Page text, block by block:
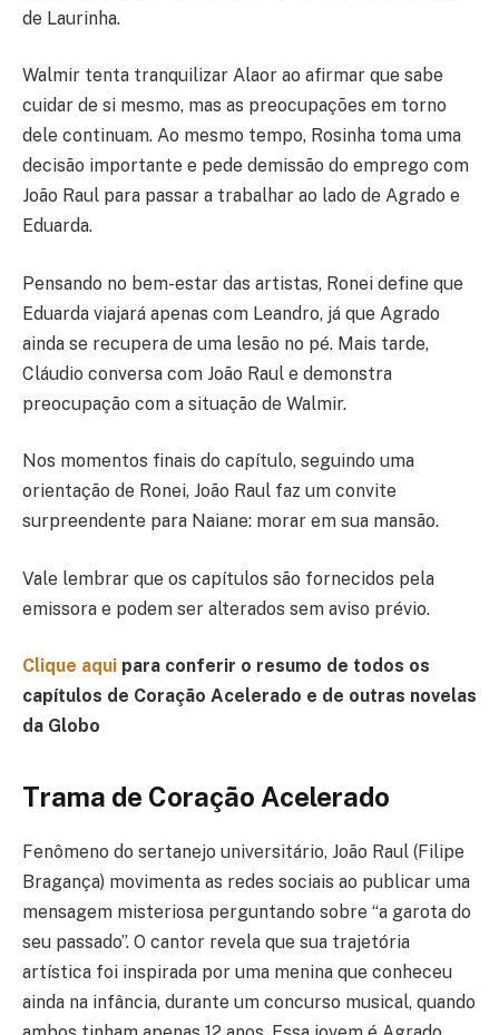
de Laurinha.
Walmir tenta tranquilizar Alaor ao afirmar que sabe
cuidar de si mesmo, mas as preocupações em torno
dele continuam. Ao mesmo tempo, Rosinha toma uma
decisão importante e pede demissão do emprego com
João Raul para passar a trabalhar ao lado de Agrado e
Eduarda.
Pensando no bem-estar das artistas, Ronei define que
Eduarda viajará apenas com Leandro, já que Agrado
ainda se recupera de uma lesão no pé. Mais tarde,
Cláudio conversa com João Raul e demonstra
preocupação com a situação de Walmir.
Nos momentos finais do capítulo, seguindo uma
orientação de Ronei, João Raul faz um convite
surpreendente para Naiane: morar em sua mansão.
Vale lembrar que os capítulos são fornecidos pela
emissora e podem ser alterados sem aviso prévio.
Clique aqui para conferir o resumo de todos os
capítulos de Coração Acelerado e de outras novelas
da Globo
Trama de Coração Acelerado
Fenômeno do sertanejo universitário, João Raul (Filipe
Bragança) movimenta as redes sociais ao publicar uma
mensagem misteriosa perguntando sobre “a garota do
seu passado”. O cantor revela que sua trajetória
artística foi inspirada por uma menina que conheceu
ainda na infância, durante um concurso musical, quando